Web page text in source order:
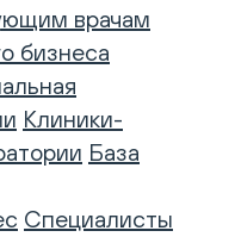
врачам
бизнеса
Клиники-
База
Специалисты